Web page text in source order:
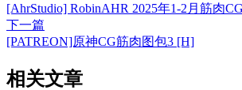
[AhrStudio] RobinAHR 2025年1-2月筋肉CG
下一篇
[PATREON]原神CG筋肉图包3 [H]
相关文章